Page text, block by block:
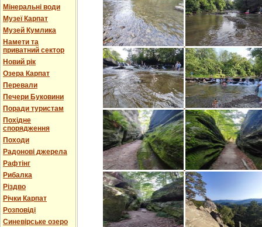
Мінеральні води
Музеї Карпат
Музей Кумлика
Намети та
приватний сектор
Новий рік
Озера Карпат
Перевали
Печери Буковини
Поради туристам
Похідне
спорядження
Походи
Радонові джерела
Рафтінг
Рибалка
Різдво
Річки Карпат
Розповіді
Синевірське озеро